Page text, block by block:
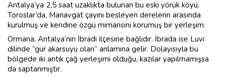
Antalya’ya 2,5 saat uzaklıkta bulunan bu eski yörük köyü,
Toroslar’da, Manavgat çayını besleyen derelerin arasında
kurulmuş ve kendine özgü mimarisini korumuş bir yerleşim.
Ormana, Antalya’nın İbradi ilçesine bağlıdır. İbrada ise Luvi
dilinde “gür akarsuyu olan” anlamına gelir. Dolayısıyla bu
bölgede iki antik çağ yerleşimi olduğu, kazılar yapılmamışsa
da saptanmıştır.